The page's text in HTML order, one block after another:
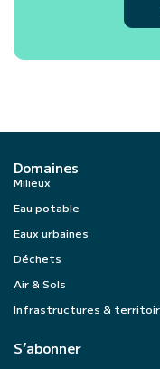
Domaines
Milieux
Eau potable
Eaux urbaines
Déchets
Air & Sols
Infrastructures &
S’abonner